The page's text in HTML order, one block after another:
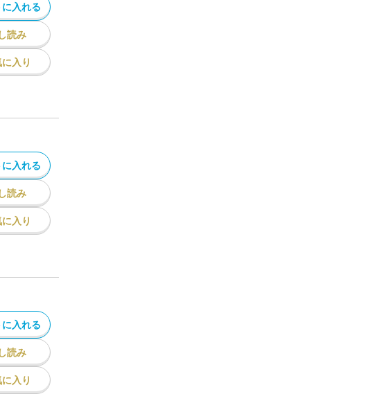
入れる
読み
入り
入れる
読み
入り
入れる
読み
入り